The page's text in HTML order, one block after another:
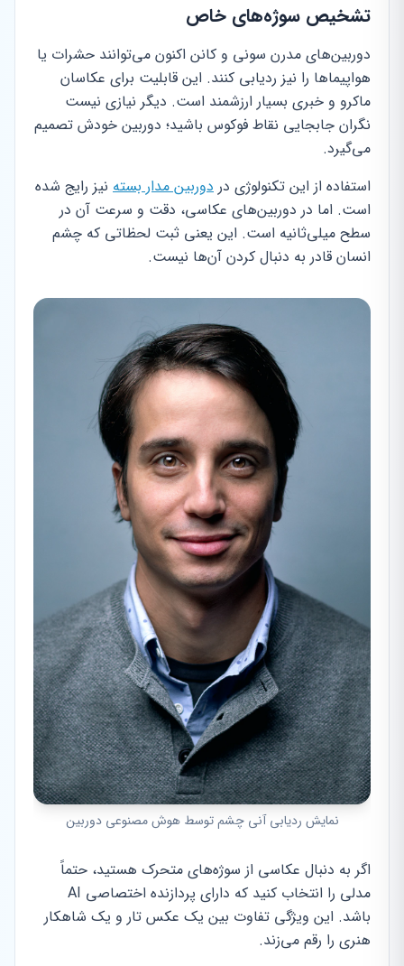
تشخیص سوژه‌های خاص
دوربین‌های مدرن سونی و کانن اکنون می‌توانند حشرات یا
هواپیماها را نیز ردیابی کنند. این قابلیت برای عکاسان
ماکرو و خبری بسیار ارزشمند است. دیگر نیازی نیست
نگران جابجایی نقاط فوکوس باشید؛ دوربین خودش تصمیم
می‌گیرد.
استفاده از این تکنولوژی در دوربین مدار بسته نیز رایج شده
است. اما در دوربین‌های عکاسی، دقت و سرعت آن در
سطح میلی‌ثانیه است. این یعنی ثبت لحظاتی که چشم
انسان قادر به دنبال کردن آن‌ها نیست.
نمایش ردیابی آنی چشم توسط هوش مصنوعی دوربین
اگر به دنبال عکاسی از سوژه‌های متحرک هستید، حتماً
مدلی را انتخاب کنید که دارای پردازنده اختصاصی AI
باشد. این ویژگی تفاوت بین یک عکس تار و یک شاهکار
هنری را رقم می‌زند.